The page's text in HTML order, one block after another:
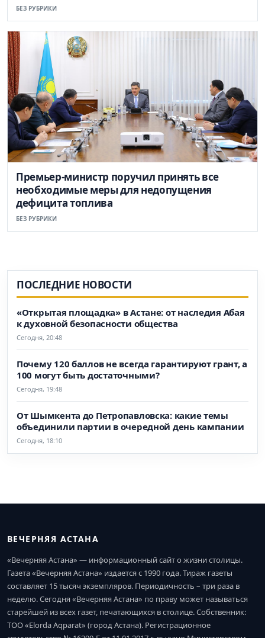
БЕЗ РУБРИКИ
Премьер-министр поручил принять все
необходимые меры для недопущения
дефицита топлива
БЕЗ РУБРИКИ
ПОСЛЕДНИЕ НОВОСТИ
«Открытая площадка» в Астане: от наследия Абая
к духовной безопасности общества
Сегодня, 20:48
Почему 120 баллов не всегда гарантируют грант, а
100 могут быть достаточными?
Сегодня, 19:48
От Шымкента до Петропавловска: какие темы
объединили партии в очередной день кампании
Сегодня, 18:10
ВЕЧЕРНЯЯ АСТАНА
«Вечерняя Астана» — информационный сайт о жизни столицы.
Газета «Вечерняя Астана» издается с 1990 года. Тираж газеты
составляет 15 тысяч экземпляров. Периодичность – три раза в
неделю. Сегодня «Вечерняя Астана» по праву может называться
старейшей из всех газет, печатающихся в столице. Собственник:
ТОО «Elorda Aqparat» (город Астана). Регистрационное